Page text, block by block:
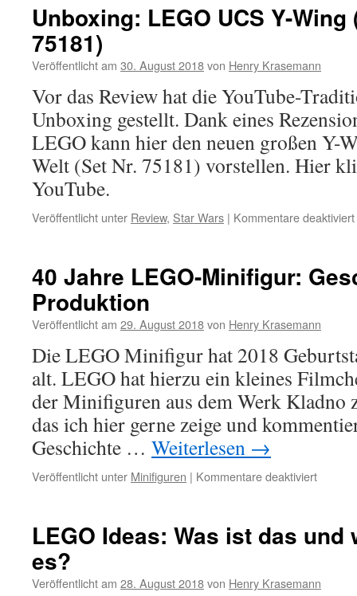
baut
Chiron
Technic-
Teilen
Unboxing: LEGO UCS Y-Wing
75181)
Veröffentlicht am 30. August 2018von Henry Krasemann
Vor das Review hat die YouTube-
Unboxing gestellt. Dank eines
LEGO kann hier den neuen großen Y-
Welt (Set Nr. 75181) vorstellen. Hier
YouTube.
Veröffentlicht unter Review, Star Wars | Kommentare deaktiviert
40 Jahre LEGO-Minifigur:
Produktion
Veröffentlicht am 29. August 2018von Henry Krasemann
Die LEGO Minifigur hat 2018
alt. LEGO hat hierzu ein kleines
der Minifiguren aus dem Werk Kladno
das ich hier gerne zeige und
Geschichte … Weiterlesen →
Veröffentlicht unter Minifiguren | Kommentare deaktiviertfür
LEGO Ideas: Was ist das
es?
Veröffentlicht am 28. August 2018von Henry Krasemann